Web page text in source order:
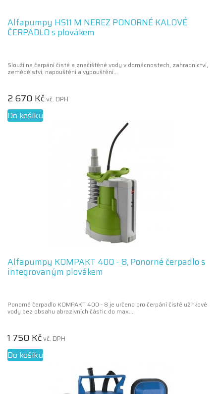
Alfapumpy HS11 M NEREZ PONORNÉ KALOVÉ
ČERPADLO s plovákem
Slouží na čerpání čisté a znečištěné vody v domácnostech, zahradnictví,
zemědělství, napouštění a vypouštění...
2 670 Kčvč. DPH
Do košíku
Alfapumpy KOMPAKT 400 - 8, Ponorné čerpadlo s
integrovaným plovákem
Ponorné čerpadlo KOMPAKT 400 - 8 je určeno pro čerpání čisté užitkové
vody bez obsahu abrazivních částic do max....
1 750 Kčvč. DPH
Do košíku